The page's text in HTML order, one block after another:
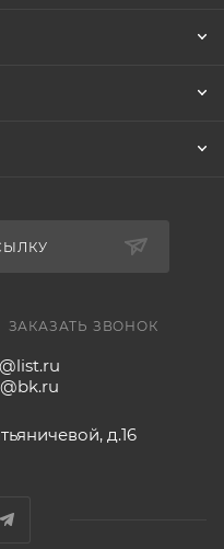
ЗАКАЗАТЬ ЗВОНОК
д.16